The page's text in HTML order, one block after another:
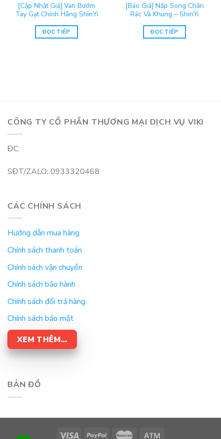
[Cập Nhật Giá] Van Bướm
Tay Gạt Chính Hãng ShinYi
ĐỌC TIẾP
[Báo Giá] Nắp Song Chắn
Rác Và Khung – ShinYi
ĐỌC TIẾP
CÔNG TY CỔ PHẦN THƯƠNG MẠI DỊCH VỤ VIKI
ĐC:
SĐT/ZALO: 0933320468
CÁC CHÍNH SÁCH
Hướng dẫn mua hàng
Chính sách thanh toán
Chính sách vận chuyển
Chính sách bảo hành
Chính sách đổi trả hàng
Chính sách bảo mật
XEM THÊM…
BẢN ĐỒ